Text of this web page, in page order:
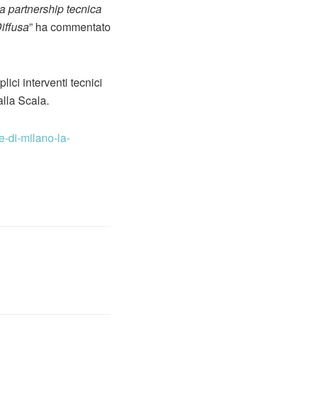
partnership tecnica
” ha commentato
interventi tecnici
Scala.
di-milano-la-